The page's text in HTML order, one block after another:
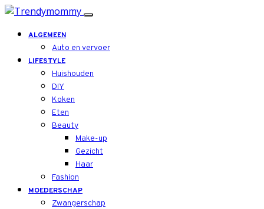
ALGEMEEN
Auto en vervoer
LIFESTYLE
Huishouden
DIY
Koken
Eten
Beauty
Make-up
Gezicht
Haar
Fashion
MOEDERSCHAP
Zwangerschap